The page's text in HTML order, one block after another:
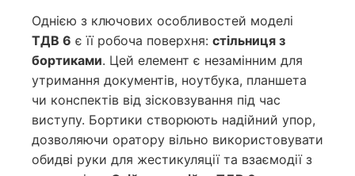
Однією з ключових особливостей моделі
ТДВ 6 є її робоча поверхня: стільниця з
бортиками. Цей елемент є незамінним для
утримання документів, ноутбука, планшета
чи конспектів від зісковзування під час
виступу. Бортики створюють надійний упор,
дозволяючи оратору вільно використовувати
обидві руки для жестикуляції та взаємодії з